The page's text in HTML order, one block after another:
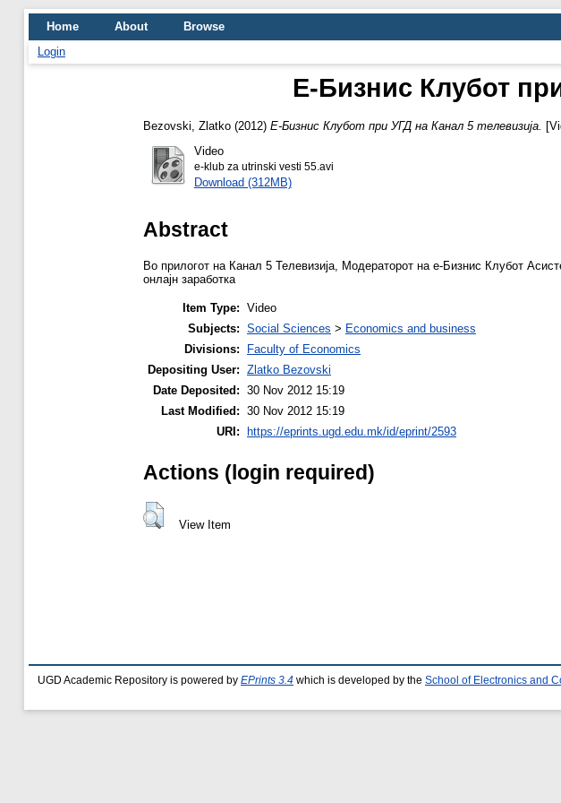
Home About
Browse
Login
Е-Бизнис Клубот
Bezovski, Zlatko (2012) Е-Бизнис Клубот при УГД на Канал 5 телевизија.
Video
e-klub za utrinski vesti 55.avi
Download (312MB)
Abstract
Во прилогот на Канал 5 Телевизија, Модераторот на е-Бизнис Клубот
онлајн заработка
Item Type: Video
Subjects: Social Sciences > Economics and business
Divisions:
Faculty of Economics
Depositing User: Zlatko Bezovski
Date Deposited: 30 Nov 2012 15:19
Last Modified: 30 Nov 2012 15:19
URI:
https://eprints.ugd.edu.mk/id/eprint/2593
Actions (login required)
View Item
UGD Academic Repository is powered by EPrints 3.4 which is developed by the School of Electronics and